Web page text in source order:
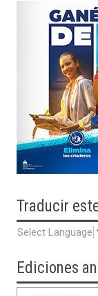
Traducir
Select Language
Ediciones